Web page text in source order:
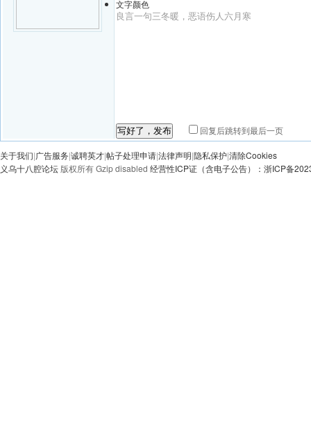
文字颜色
写好了，发布 回复后跳转到最后一页
关于我们|广告服务|诚聘英才|帖子处理申请|法律声明|隐私保护|清除Cookies
义乌十八腔论坛 版权所有 Gzip disabled 经营性ICP证（含电子公告）：浙ICP备